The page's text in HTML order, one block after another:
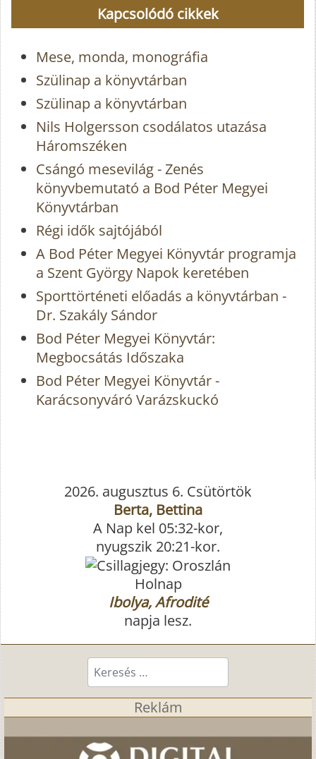
Kapcsolódó cikkek
Mese, monda, monográfia
Szülinap a könyvtárban
Szülinap a könyvtárban
Nils Holgersson csodálatos utazása
Háromszéken
Csángó mesevilág - Zenés
könyvbemutató a Bod Péter Megyei
Könyvtárban
Régi idők sajtójából
A Bod Péter Megyei Könyvtár programja
a Szent György Napok keretében
Sporttörténeti előadás a könyvtárban -
Dr. Szakály Sándor
Bod Péter Megyei Könyvtár:
Megbocsátás Időszaka
Bod Péter Megyei Könyvtár -
Karácsonyváró Varázskuckó
2026. augusztus 6. Csütörtök
Berta, Bettina
A Nap kel 05:32-kor,
nyugszik 20:21-kor.
Holnap
Ibolya, Afrodité
napja lesz.
Keresés...
Reklám